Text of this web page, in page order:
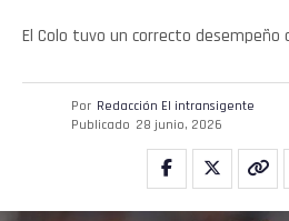
El Colo tuvo un correcto desempeño
Por Redacción El intransigente
Publicado 28 junio, 2026
Pinterest
Whatsapp
Email